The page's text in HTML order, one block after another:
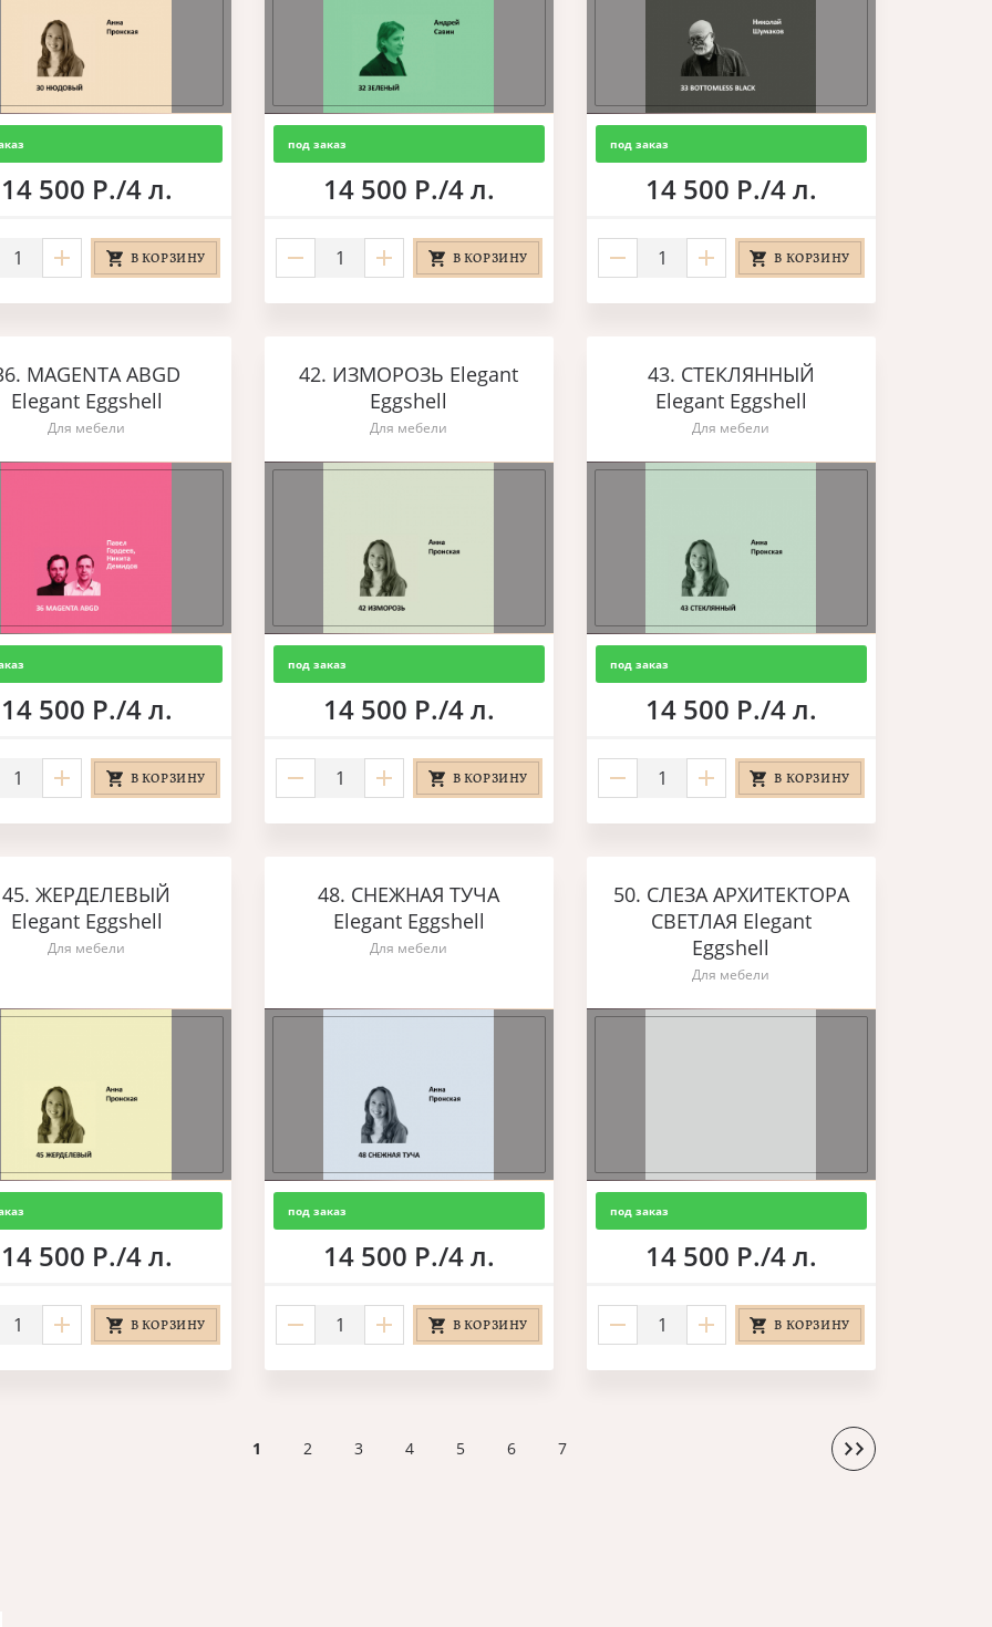
14 500 Р./4 л.
В КОРЗИНУ
под заказ
14 500 Р./4 л.
В КОРЗИНУ
под заказ
14 500 Р./4 л.
В КОРЗИНУ
MAGENTA ABGD
Elegant Eggshell
Для мебели
14 500 Р./4 л.
В КОРЗИНУ
42. ИЗМОРОЗЬ Elegant
Eggshell
Для мебели
под заказ
14 500 Р./4 л.
В КОРЗИНУ
43. СТЕКЛЯННЫЙ
Elegant Eggshell
Для мебели
под заказ
14 500 Р./4 л.
В КОРЗИНУ
45. ЖЕРДЕЛЕВЫЙ
Elegant Eggshell
Для мебели
14 500 Р./4 л.
В КОРЗИНУ
48. СНЕЖНАЯ ТУЧА
Elegant Eggshell
Для мебели
под заказ
14 500 Р./4 л.
В КОРЗИНУ
50. СЛЕЗА АРХИТЕКТОРА
СВЕТЛАЯ Elegant
Eggshell
Для мебели
под заказ
14 500 Р./4 л.
В КОРЗИНУ
1 2 3 4 5 6 7